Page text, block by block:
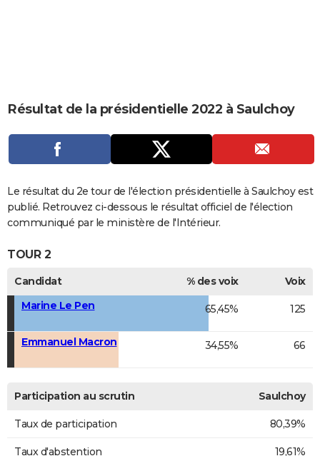
CARTE DE VOEUX
DICTIONNAIRE
Dictionnaire
Biographies
Expressions
Proverbes
PROGRAMME TV
COPAINS D'AVANT
Se connecter
Collèges
Universités
Entreprises
Service militaire
Avis de recherche
AVIS DE DÉCÈS
FORUM
Bricolage
Culture
Television
Voyage
Résultat de la présidentielle 2022 à Saulchoy
Le résultat du 2e tour de l'élection présidentielle à Saulchoy est
publié. Retrouvez ci-dessous le résultat officiel de l'élection
communiqué par le ministère de l'Intérieur.
TOUR 2
Candidat % des voix
Voix
Marine Le Pen
65,45% 125
Emmanuel Macron 34,55% 66
Participation au scrutin Saulchoy
Taux de participation 80,39%
Taux d'abstention 19,61%